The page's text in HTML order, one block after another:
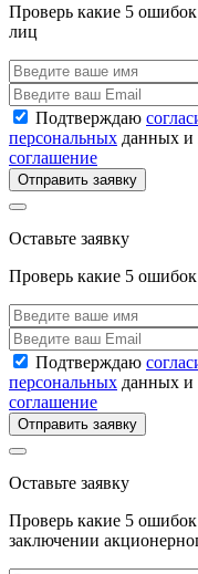
Проверь какие 5
лиц
Подтверждаю
персональных данных
соглашение
Отправить заявку
Оставьте заявку
Проверь какие 5
Подтверждаю
персональных данных
соглашение
Отправить заявку
Оставьте заявку
Проверь какие 5
заключении